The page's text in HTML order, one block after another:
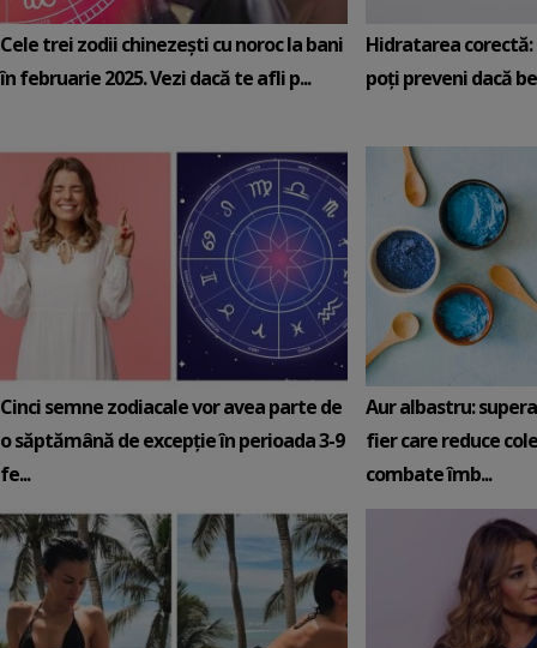
Cele trei zodii chinezești cu noroc la bani
în februarie 2025. Vezi dacă te afli p...
Hidratarea corectă:
poți preveni dacă
Cinci semne zodiacale vor avea parte de
o săptămână de excepție în perioada 3-9
fe...
Aur albastru:
fier care reduce
combate îmb...